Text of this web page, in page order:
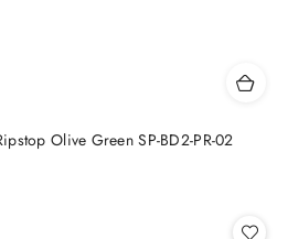
Olive Green SP-BD2-PR-02